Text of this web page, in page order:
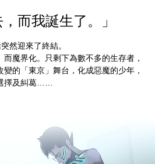
，而我誕生了。」
然迎來了終結。
魔界化。只剩下為數不多的生存者，
的「東京」舞台，化成惡魔的少年，
擇及糾葛……